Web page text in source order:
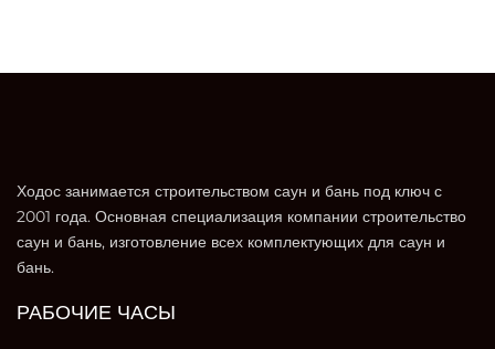
Ходос занимается строительством саун и бань под ключ с
2001 года. Основная специализация компании строительство
саун и бань, изготовление всех комплектующих для саун и
бань.
РАБОЧИЕ ЧАСЫ